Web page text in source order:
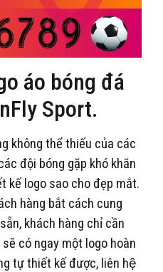
áo bóng đá
Sport.
không thể thiếu của các
đội bóng gặp khó khăn
kế logo sao cho đẹp mắt.
hàng bắt cách cung
khách hàng chỉ cần
có ngay một logo hoàn
tự thiết kế được, liên hệ